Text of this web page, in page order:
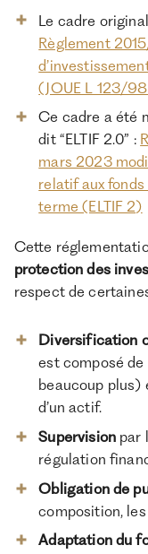
Le cadre
Règlement
(JOUE L 123/
Ce cadre a été
dit “ELTIF 2.0” :
mars 2023
relatif aux
terme (ELTIF 2)
Cette
protection des
respect de
Diversification
est composé
beaucoup plus)
d’un actif.
Supervision par
régulation
Obligation de
composition,
Adaptation du